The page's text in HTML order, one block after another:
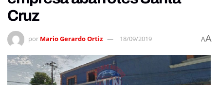
Cruz
por Mario Gerardo Ortiz 18/09/2019 AA